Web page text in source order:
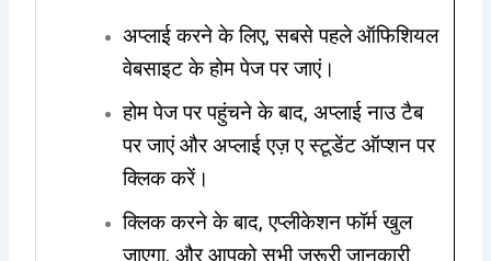
अप्लाई करने के लिए, सबसे पहले ऑफिशियल
वेबसाइट के होम पेज पर जाएं।
होम पेज पर पहुंचने के बाद, अप्लाई नाउ टैब
पर जाएं और अप्लाई एज़ ए स्टूडेंट ऑप्शन पर
क्लिक करें।
क्लिक करने के बाद, एप्लीकेशन फॉर्म खुल
जाएगा, और आपको सभी ज़रूरी जानकारी